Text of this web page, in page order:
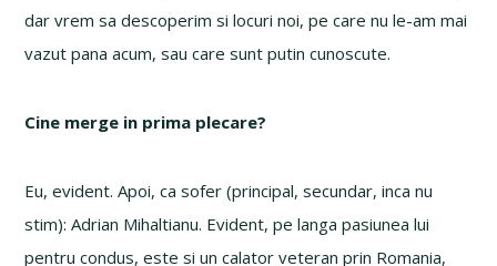
dar vrem sa descoperim si locuri noi, pe care nu le-am mai
vazut pana acum, sau care sunt putin cunoscute.
Cine merge in prima plecare?
Eu, evident. Apoi, ca sofer (principal, secundar, inca nu
stim): Adrian Mihaltianu. Evident, pe langa pasiunea lui
pentru condus, este si un calator veteran prin Romania,